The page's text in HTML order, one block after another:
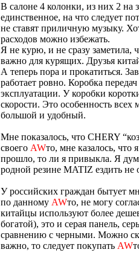
В салоне 4 колонки, из них 2 на
единственное, на что следует
не ставят приличную музыку.
расходов можно избежать.
Я не курю, и не сразу заметила,
важно для курящих. Друзья
А теперь пора и прокатиться.
работает ровно. Коробка
эксплуатации. У коробки
скорости. Это особенность
большой и удобный.
Мне показалось, что CHERY
своего AWто, мне казалось, что
прошло, то ли я привыкла. Я
родной резине MATIZ ездить не
У российских граждан бытует
по данному AWто, не могу
китайцы используют более
богатой), это и серая панель,
сравнению с черными. Можно
важно, то следует покупать AW